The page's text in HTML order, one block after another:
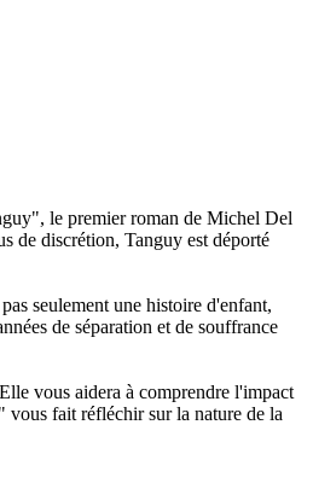
le premier roman de Michel Del
de discrétion, Tanguy est déporté
seulement une histoire d'enfant,
de séparation et de souffrance
vous aidera à comprendre l'impact
vous fait réfléchir sur la nature de la